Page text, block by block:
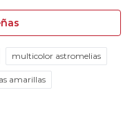
multicolor astromelias
amarillas